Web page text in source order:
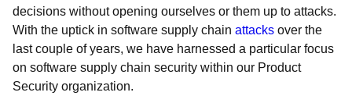
decisions without opening ourselves or them up to attacks.
With the uptick in software supply chain attacks over the
last couple of years, we have harnessed a particular focus
on software supply chain security within our Product
Security organization.